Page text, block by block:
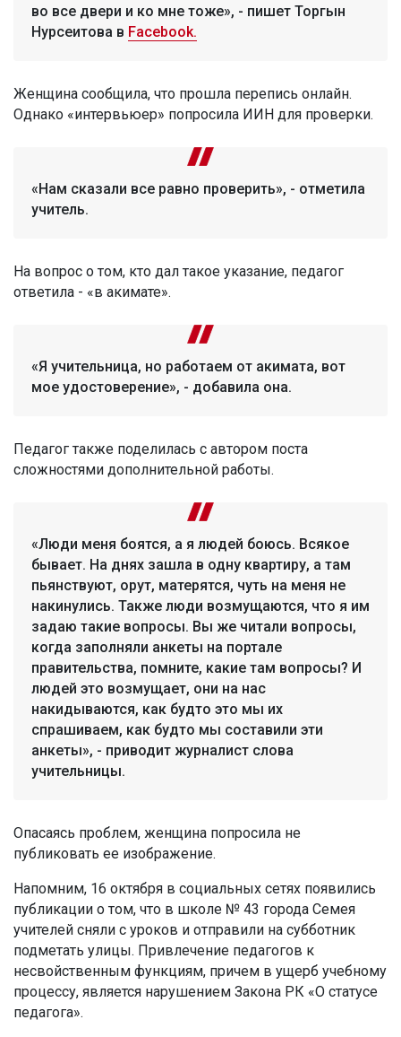
во все двери и ко мне тоже», - пишет Торгын
Нурсеитова в Facebook.
Женщина сообщила, что прошла перепись онлайн.
Однако «интервьюер» попросила ИИН для проверки.
«Нам сказали все равно проверить», - отметила
учитель.
На вопрос о том, кто дал такое указание, педагог
ответила - «в акимате».
«Я учительница, но работаем от акимата, вот
мое удостоверение», - добавила она.
Педагог также поделилась с автором поста
сложностями дополнительной работы.
«Люди меня боятся, а я людей боюсь. Всякое
бывает. На днях зашла в одну квартиру, а там
пьянствуют, орут, матерятся, чуть на меня не
накинулись. Также люди возмущаются, что я им
задаю такие вопросы. Вы же читали вопросы,
когда заполняли анкеты на портале
правительства, помните, какие там вопросы? И
людей это возмущает, они на нас
накидываются, как будто это мы их
спрашиваем, как будто мы составили эти
анкеты», - приводит журналист слова
учительницы.
Опасаясь проблем, женщина попросила не
публиковать ее изображение.
Напомним, 16 октября в социальных сетях появились
публикации о том, что в школе № 43 города Семея
учителей сняли с уроков и отправили на субботник
подметать улицы. Привлечение педагогов к
несвойственным функциям, причем в ущерб учебному
процессу, является нарушением Закона РК «О статусе
педагога».